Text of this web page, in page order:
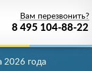
8 495 104-88-22
Вам перезвонить?
2026 года